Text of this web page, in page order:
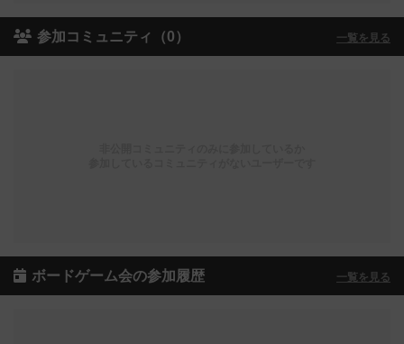
参加コミュニティ（0） 一覧を見る
ボードゲーム会の参加履歴 一覧を見る